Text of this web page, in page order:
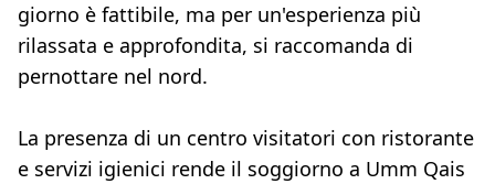
giorno è fattibile, ma per un'esperienza più
rilassata e approfondita, si raccomanda di
pernottare nel nord.
La presenza di un centro visitatori con ristorante
e servizi igienici rende il soggiorno a Umm Qais